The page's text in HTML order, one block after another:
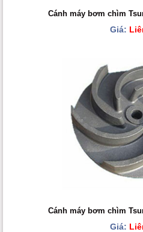
Cánh máy bơm chìm
Giá:
Cánh máy bơm chìm
Giá: